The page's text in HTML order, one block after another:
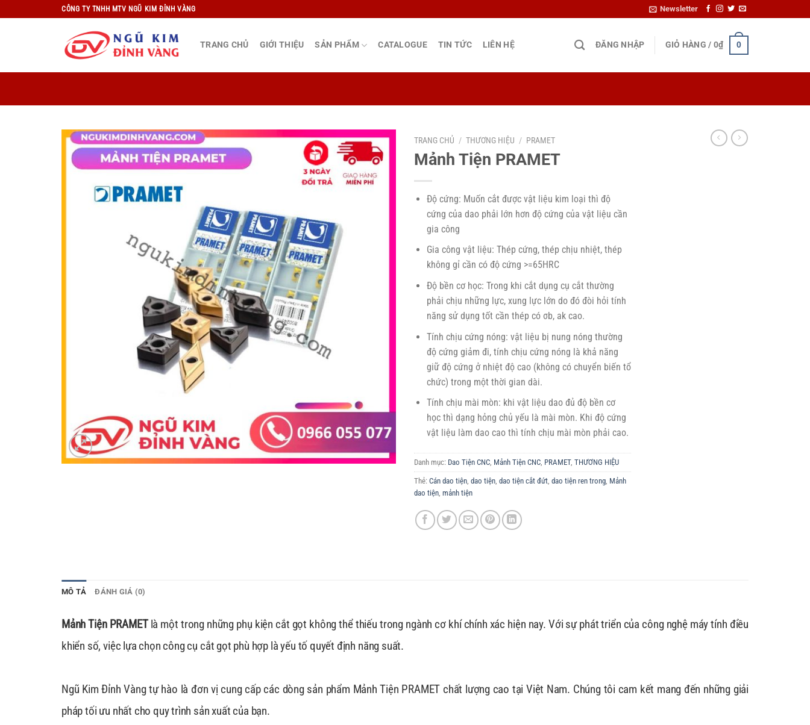
qua
CÔNG TY TNHH MTV NGŨ KIM ĐỈNH VÀNG Newsletter
TRANG CHỦ GIỚI THIỆU SẢN PHẨM CATALOGUE TIN TỨC LIÊN HỆ ĐĂNG NHẬP GIỎ HÀNG / 0₫ 0
TRANG CHỦ / THƯƠNG HIỆU / PRAMET
Mảnh Tiện PRAMET
Độ cứng: Muốn cắt được vật liệu kim loại thì độ
cứng của dao phải lớn hơn độ cứng của vật liệu cần
gia công
Gia công vật liệu: Thép cứng, thép chịu nhiệt, thép
không gỉ cần có độ cứng >=65HRC
Độ bền cơ học: Trong khi cắt dụng cụ cắt thường
phải chịu những lực, xung lực lớn do đó đòi hỏi tính
năng sử dụng tốt cần thép có σb, ak cao.
Tính chịu cứng nóng: vật liệu bị nung nóng thường
độ cứng giảm đi, tính chịu cứng nóng là khả năng
giữ độ cứng ở nhiệt độ cao (không có chuyển biến tổ
chức) trong một thời gian dài.
Tính chịu mài mòn: khi vật liệu dao đủ độ bền cơ
học thì dạng hỏng chủ yếu là mài mòn. Khi độ cứng
vật liệu làm dao cao thì tính chịu mài mòn phải cao.
Danh mục: Dao Tiện CNC Mảnh Tiện CNC PRAMET, THƯƠNG HIỆU
Thẻ: Cán dao tiện dao tiện dao tiện cắt đứt dao tiện ren trong Mảnh
dao tiện mảnh tiện
MÔ TẢ ĐÁNH GIÁ (0)
Mảnh Tiện PRAMETlà một trong những phụ kiện cắt gọt không thể thiếu trong ngành cơ khí chính xác hiện nay. Với sự phát triển của công nghệ máy tính điều
khiển số, việc lựa chọn công cụ cắt gọt phù hợp là yếu tố quyết định năng suất.
Ngũ Kim Đỉnh Vàng tự hào là đơn vị cung cấp các dòng sản phẩm Mảnh Tiện PRAMET chất lượng cao tại Việt Nam. Chúng tôi cam kết mang đến những giải
pháp tối ưu nhất cho quy trình sản xuất của bạn.